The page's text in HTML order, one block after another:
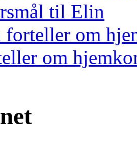
til Elin
forteller om
om